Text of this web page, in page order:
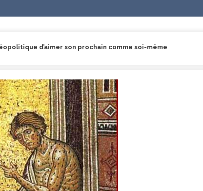
d’aimer son prochain comme soi-même